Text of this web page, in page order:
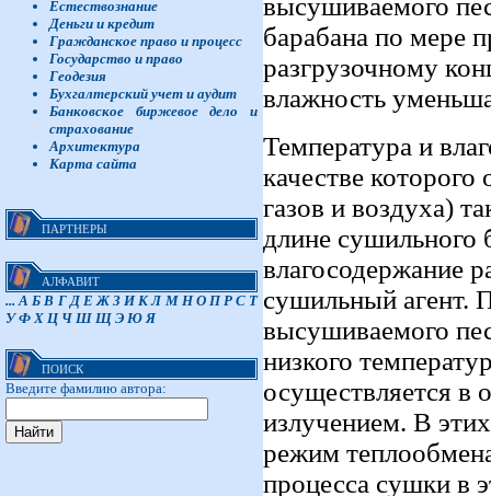
Естествознание
Деньги и кредит
Гражданское право и процесс
Государство и право
Геодезия
Бухгалтерский учет и аудит
Банковское биржевое дело и
страхование
Архитектура
Карта сайта
ПАРТНЕРЫ
АЛФАВИТ
... А Б В Г Д Е Ж З И К Л М Н О П Р С Т
У Ф Х Ц Ч Ш Щ Э Ю Я
ПОИСК
Введите фамилию автора:
барабана по мере
разгрузочному
влажность
Температура и
качестве
газов и воздуха)
длине сушильного
влагосодержание
сушильный агент.
высушиваемого
низкого
осуществляется в
излучением. В
режим
процесса сушки в